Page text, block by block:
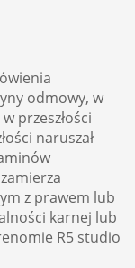
odmowy, w
przeszłości
naruszał
z prawem lub
karnej lub
R5 studio